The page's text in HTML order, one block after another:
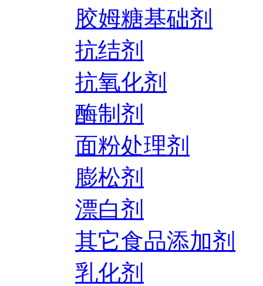
胶姆糖基础剂
抗结剂
抗氧化剂
酶制剂
面粉处理剂
膨松剂
漂白剂
其它食品添加剂
乳化剂